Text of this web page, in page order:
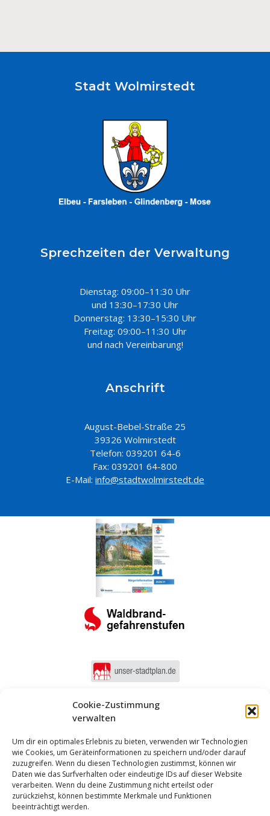
Cookie-Zustimmung
verwalten
Um dir ein optimales Erlebnis zu bieten, verwenden wir Technologien
wie Cookies, um Geräteinformationen zu speichern und/oder darauf
zuzugreifen. Wenn du diesen Technologien zustimmst, können wir
Daten wie das Surfverhalten oder eindeutige IDs auf dieser Website
verarbeiten. Wenn du deine Zustimmung nicht erteilst oder
zurückziehst, können bestimmte Merkmale und Funktionen
beeinträchtigt werden.
Stadt Wolmirstedt
Sprechzeiten der Verwaltung
Dienstag: 09:00–11:30 Uhr
und 13:30–17:30 Uhr
Donnerstag: 13:30–15:30 Uhr
Freitag: 09:00–11:30 Uhr
und nach Vereinbarung!
Anschrift
August-Bebel-Straße 25
39326 Wolmirstedt
Telefon: 039201 64-6
Fax: 039201 64-800
E-Mail: info@stadtwolmirstedt.de